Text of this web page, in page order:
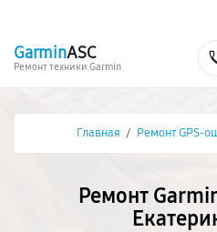
GarminASC
Ремонт техники Garmin
Главная / Ремонт GPS-
Ремонт